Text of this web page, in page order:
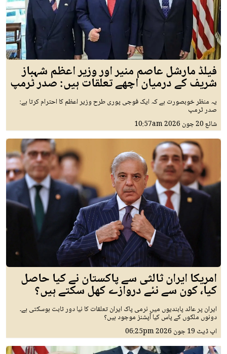
فیلڈ مارشل عاصم منیر اور وزیر اعظم شہباز
شریف کے درمیان اچھے تعلقات ہیں: صدر ٹرمپ
یہ منظر خوبصورت ہے کہ ایک فوجی پوری طرح وزیر اعظم کا احترام کرتا ہے:
صدر ٹرمپ
شائع20 جون 2026 10:57am
امریکا ایران ثالثی سے پاکستان نے کیا حاصل
کیا، کون سے نئے دروازے کھل سکتے ہیں؟
ایران پر عائد پابندیوں میں نرمی پاک ایران تعلقات کا نیا دور ثابت ہوسکتی ہے۔
دونوں ملکوں کے پاس کیا آپشنز موجود ہیں؟
اپ ڈیٹ 19 جون 2026 06:25pm